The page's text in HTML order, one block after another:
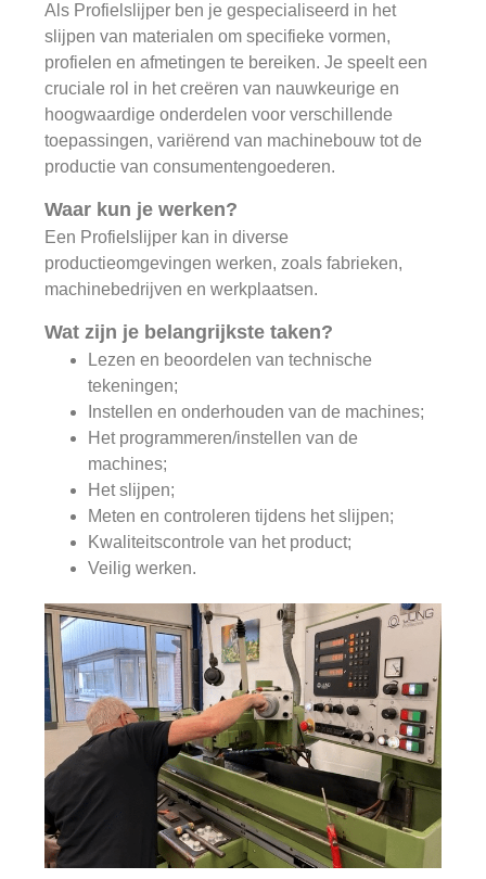
Als Profielslijper ben je gespecialiseerd in het
slijpen van materialen om specifieke vormen,
profielen en afmetingen te bereiken. Je speelt een
cruciale rol in het creëren van nauwkeurige en
hoogwaardige onderdelen voor verschillende
toepassingen, variërend van machinebouw tot de
productie van consumentengoederen.
Waar kun je werken?
Een Profielslijper kan in diverse
productieomgevingen werken, zoals fabrieken,
machinebedrijven en werkplaatsen.
Wat zijn je belangrijkste taken?
Lezen en beoordelen van technische
tekeningen;
Instellen en onderhouden van de machines;
Het programmeren/instellen van de
machines;
Het slijpen;
Meten en controleren tijdens het slijpen;
Kwaliteitscontrole van het product;
Veilig werken.